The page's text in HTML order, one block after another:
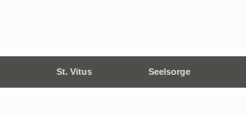
St. Vitus Seelsorge